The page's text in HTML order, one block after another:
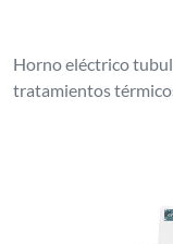
Horno eléctrico
tratamientos